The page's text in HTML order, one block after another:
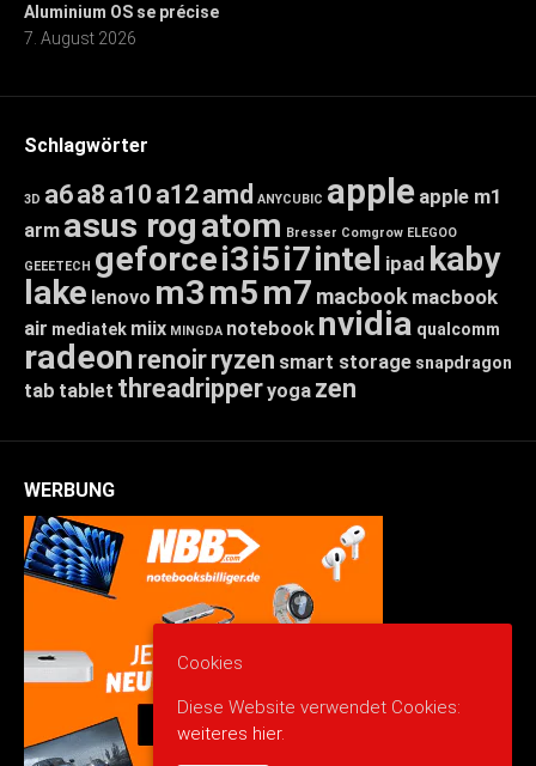
Aluminium OS se précise
7. August 2026
Schlagwörter
3D a6a8 a10 a12amd ANYCUBIC apple apple m1
arm asus rogatom Bresser Comgrow ELEGOO
GEEETECH geforcei3i5i7intel ipad kaby
lake lenovo m3m5m7 macbook macbook
air mediatek miix MINGDA notebook nvidia qualcomm
radeon renoirryzen smart storage snapdragon
tab tablet threadripperyoga zen
WERBUNG
Cookies
Diese Website verwendet Cookies:
weiteres hier.